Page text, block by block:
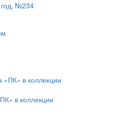
№234
в коллекции